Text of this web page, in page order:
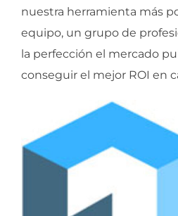
nuestra herramienta más
equipo, un grupo de
la perfección el mercado
conseguir el mejor ROI en